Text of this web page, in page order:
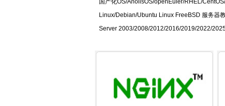
国产化OS/AnolisOS/openEuler/RHEL/
Linux/Debian/Ubuntu Linux FreeBSD 服务器
Server 2003/2008/2012/2016/2019/2022/